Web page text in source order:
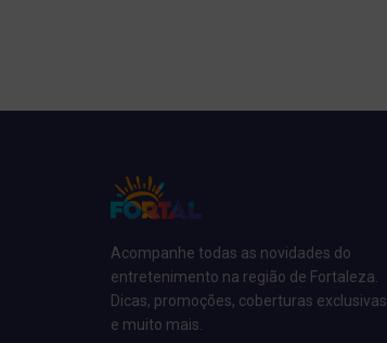
Acompanhe todas as novidades do
entretenimento na região de Fortaleza.
Dicas, promoções, coberturas exclusivas
e muito mais.